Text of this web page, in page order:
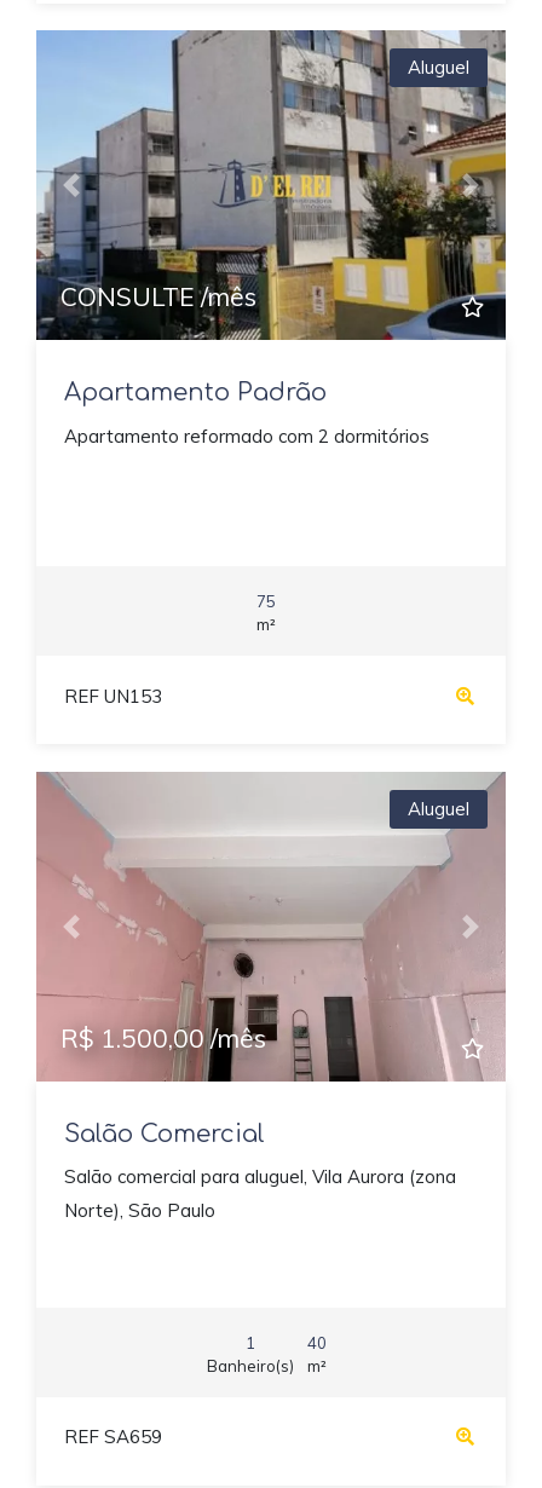
Previous Next
Aluguel
CONSULTE /mês
Apartamento Padrão
Apartamento reformado com 2 dormitórios
75
m²
REF UN153
Previous Next
Aluguel
R$ 1.500,00 /mês
Salão Comercial
Salão comercial para aluguel, Vila Aurora (zona
Norte), São Paulo
1
Banheiro(s)
40
m²
REF SA659